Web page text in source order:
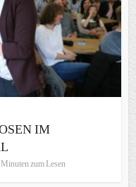
IM
Minuten zum Lesen